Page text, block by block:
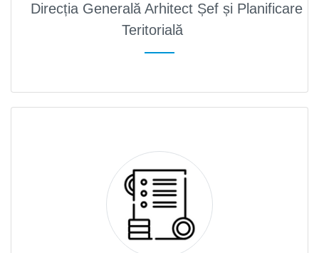
Direcția Generală Arhitect Șef și Planificare
Teritorială